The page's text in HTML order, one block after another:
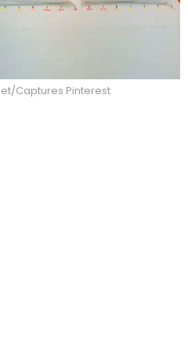
Captures Pinterest